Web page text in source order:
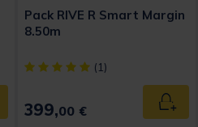
au panier
Pack RIVE R Smart Margin
8.50m
[object Object] out of 5
(1)
399,00 €